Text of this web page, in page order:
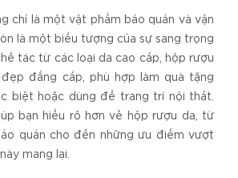
chỉ là một vật phẩm bảo quản và vận
là một biểu tượng của sự sang trọng
tác từ các loại da cao cấp, hộp rượu
đẳng cấp, phù hợp làm quà tặng
biệt hoặc dùng để trang trí nội thất.
bạn hiểu rõ hơn về hộp rượu da, từ
quản cho đến những ưu điểm vượt
mang lại.